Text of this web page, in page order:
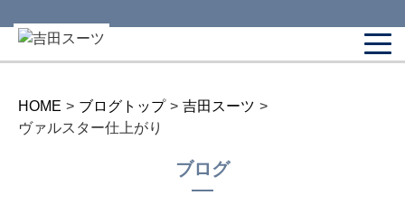
HOME > ブログトップ > 吉田スーツ >
ヴァルスター仕上がり
ブログ